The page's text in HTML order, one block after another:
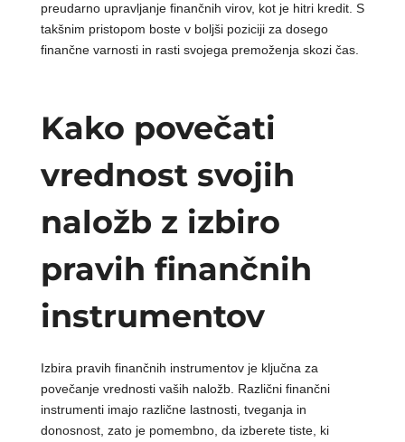
preudarno upravljanje finančnih virov, kot je hitri kredit. S
takšnim pristopom boste v boljši poziciji za dosego
finančne varnosti in rasti svojega premoženja skozi čas.
Kako povečati
vrednost svojih
naložb z izbiro
pravih finančnih
instrumentov
Izbira pravih finančnih instrumentov je ključna za
povečanje vrednosti vaših naložb. Različni finančni
instrumenti imajo različne lastnosti, tveganja in
donosnost, zato je pomembno, da izberete tiste, ki